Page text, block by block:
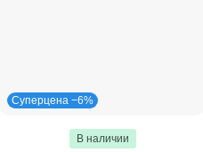
Суперцена −6%
В наличии